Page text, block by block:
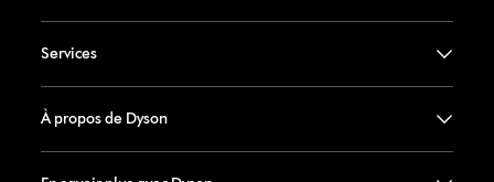
Services
À propos de Dyson